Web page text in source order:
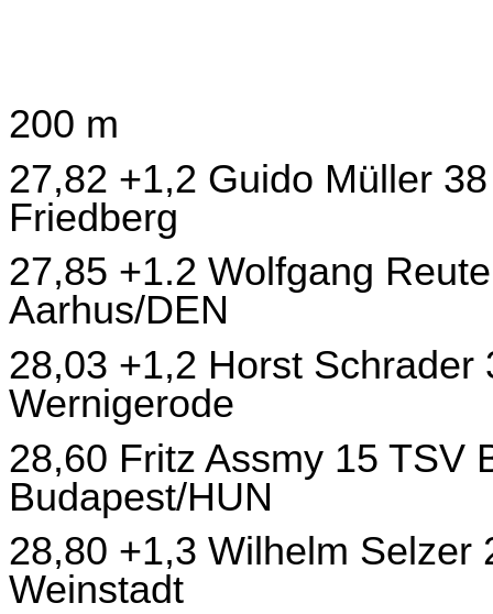
200 m
27,82 +1,2 Guido Müller
Friedberg
27,85 +1.2 Wolfgang
Aarhus/DEN
28,03 +1,2 Horst Schrader
Wernigerode
28,60 Fritz Assmy 15 TSV
Budapest/HUN
28,80 +1,3 Wilhelm Selzer
Weinstadt